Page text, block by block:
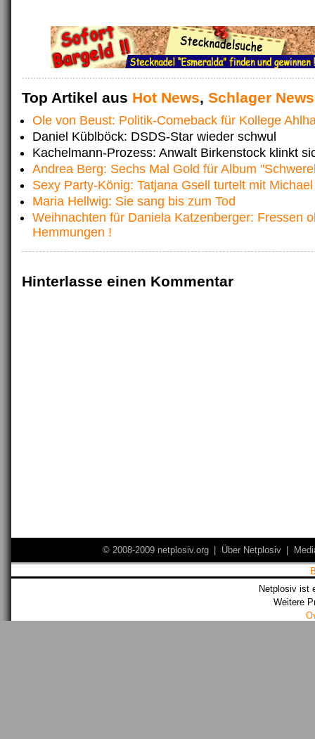
Top Artikel aus Hot News, Schlager News
Ole von Beust: Politik-Comeback für Kollege
Daniel Küblböck: DSDS-Star wieder schwul
Kachelmann-Prozess: Anwalt Birkenstock klinkt
Andrea Berg: Sechs Mal Gold für Album
Sexy Party-König: Tatjana Gsell turtelt mit
Maria Hellwig: Sie sang bis zum Tod
Weihnachten für Daniela Katzenberger: Fressen
Hemmungen !
Hinterlasse einen Kommentar
© 2008-2009 netplosiv.org Über Netplosiv
Netplosiv ist
Weitere